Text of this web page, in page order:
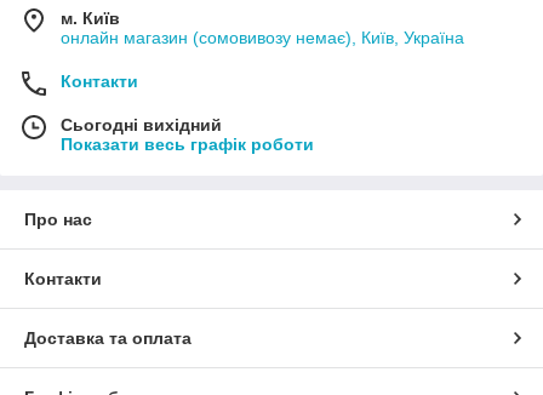
м. Київ
онлайн магазин (сомовивозу немає), Київ, Україна
Контакти
Сьогодні вихідний
Показати весь графік роботи
Про нас
Контакти
Доставка та оплата